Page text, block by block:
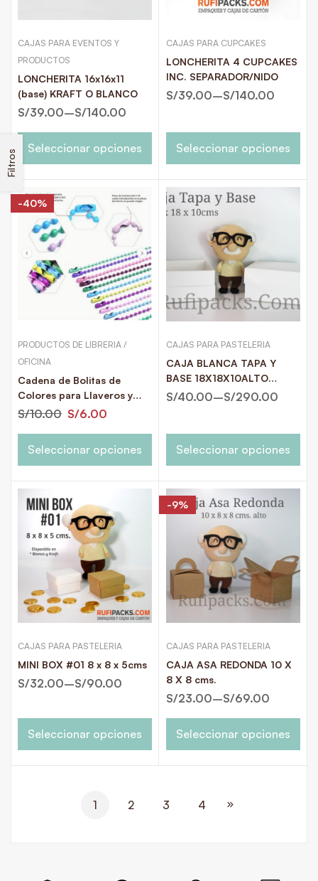
Filtros
CAJAS PARA EVENTOS Y
PRODUCTOS
LONCHERITA 16x16x11
(base) KRAFT O BLANCO
S/39.00–S/140.00
Seleccionar opciones
CAJAS PARA CUPCAKES
LONCHERITA 4 CUPCAKES
INC. SEPARADOR/NIDO
S/39.00–S/140.00
Seleccionar opciones
-40%
PRODUCTOS DE LIBRERIA /
OFICINA
Cadena de Bolitas de
Colores para Llaveros y
Hang Tags 12 cms. Paquete
S/10.00 S/6.00
Seleccionar opciones
CAJAS PARA PASTELERIA
CAJA BLANCA TAPA Y
BASE 18X18X10ALTO
KRAFT O BLANCO
S/40.00–S/290.00
Seleccionar opciones
CAJAS PARA PASTELERIA
MINI BOX #01 8 x 8 x 5cms
S/32.00–S/90.00
Seleccionar opciones
-9%
CAJAS PARA PASTELERIA
CAJA ASA REDONDA 10 X
8 X 8 cms.
S/23.00–S/69.00
Seleccionar opciones
1 2 3 4